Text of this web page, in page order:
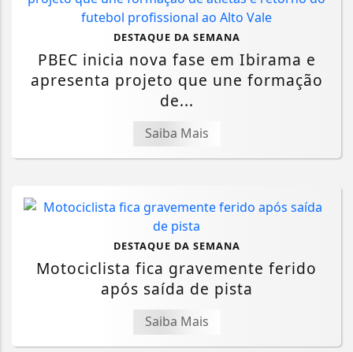
DESTAQUE DA SEMANA
PBEC inicia nova fase em Ibirama e
apresenta projeto que une formação
de...
Saiba Mais
DESTAQUE DA SEMANA
Motociclista fica gravemente ferido
após saída de pista
Saiba Mais